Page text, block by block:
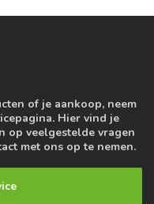
of je aankoop, neem
Hier vind je
op veelgestelde vragen
met ons op te nemen.